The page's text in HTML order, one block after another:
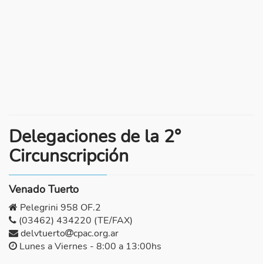
Delegaciones de la 2°
Circunscripción
Venado Tuerto
Pelegrini 958 OF.2
(03462) 434220 (TE/FAX)
delvtuerto
cpac.org.ar
Lunes a Viernes - 8:00 a 13:00hs